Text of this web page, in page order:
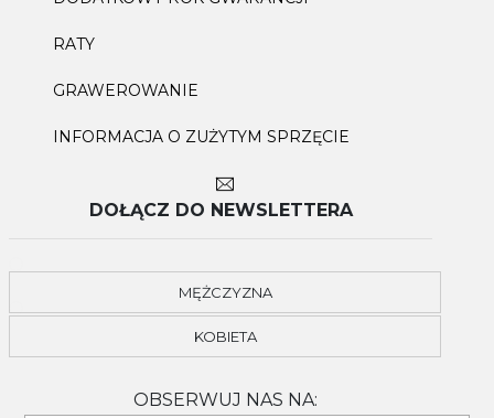
RATY
GRAWEROWANIE
INFORMACJA O ZUŻYTYM SPRZĘCIE
DOŁĄCZ DO NEWSLETTERA
MĘŻCZYZNA
KOBIETA
OBSERWUJ NAS NA: